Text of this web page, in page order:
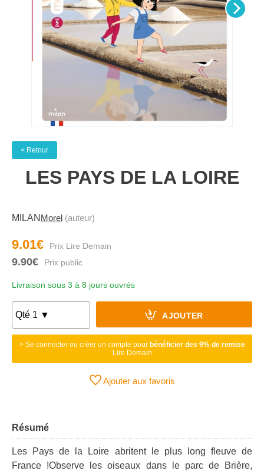
< Retour
LES PAYS DE LA LOIRE
MILAN Morel (auteur)
9.01€
9.90€
Livraison sous 3 à 8 jours ouvrés
AJOUTER
> Se connecter ou créer un compte pour bénéficier des 9% de remise
Lire Demain
Ajouter aux favoris
Résumé
Les Pays de la Loire abritent le plus long fleuve de
France !Observe les oiseaux dans le parc de Brière,